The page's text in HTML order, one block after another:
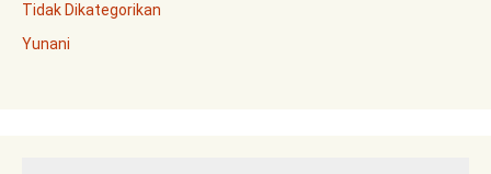
Tidak Dikategorikan
Yunani